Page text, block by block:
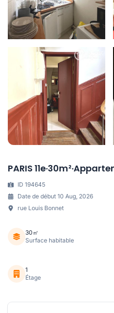
PARIS
ID 194645
Date de début 10 Aug, 2026
rue Louis Bonnet
30㎡
Surface habitable
1
Étage